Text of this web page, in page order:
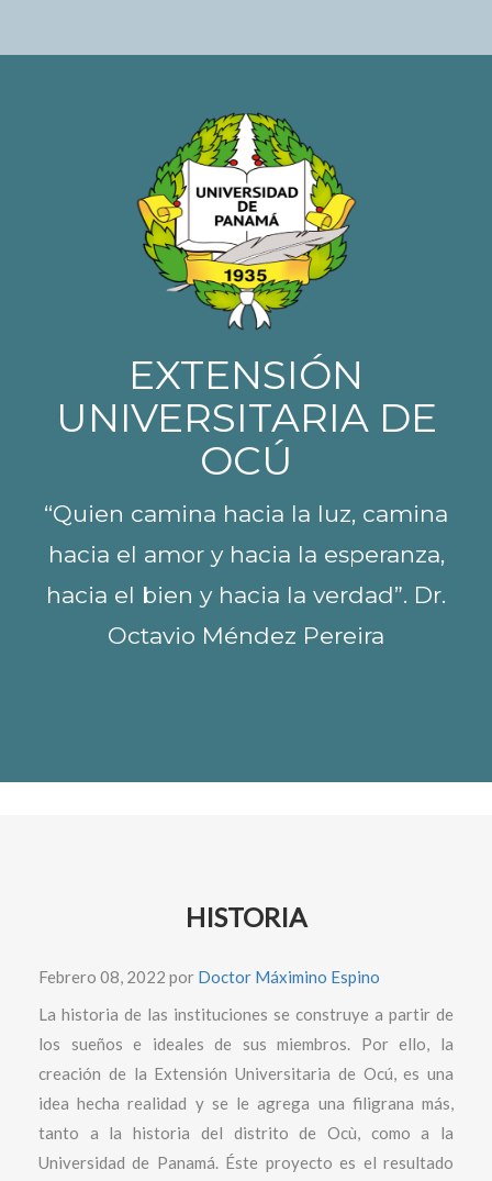
EXTENSIÓN
UNIVERSITARIA DE
OCÚ
“Quien camina hacia la luz, camina
hacia el amor y hacia la esperanza,
hacia el bien y hacia la verdad”. Dr.
Octavio Méndez Pereira
HISTORIA
Febrero 08, 2022 por Doctor Máximino Espino
La historia de las instituciones se construye a partir de
los sueños e ideales de sus miembros. Por ello, la
creación de la Extensión Universitaria de Ocú, es una
idea hecha realidad y se le agrega una filigrana más,
tanto a la historia del distrito de Ocù, como a la
Universidad de Panamá. Éste proyecto es el resultado